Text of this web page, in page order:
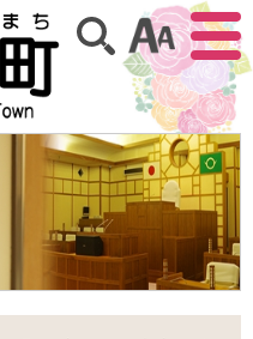
アクセ
サイト内検索